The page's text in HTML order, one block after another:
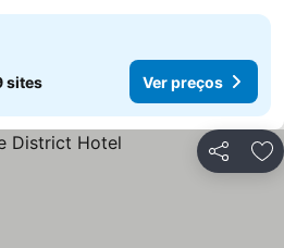
sites Ver preços
Partilhar